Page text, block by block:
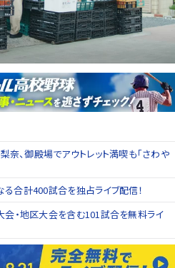
奈、御殿場でアウトレット満喫も「さわや
合計400試合を独占ライブ配信！
・地区大会を含む101試合を無料ライ